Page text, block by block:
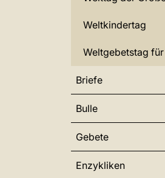
Weltkindertag
Weltgebetstag
Briefe
Bulle
Gebete
Enzykliken